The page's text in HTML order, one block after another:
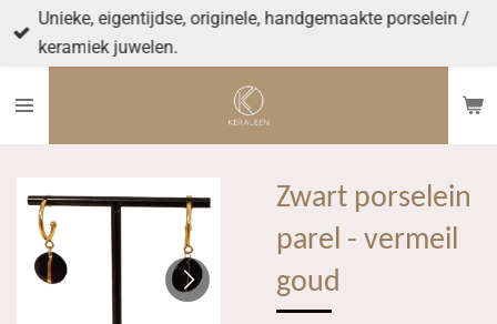
Ga
direct
de
Unieke, eigentijdse, originele, handgemaakte porselein /
keramiek juwelen.
Zwart porselein
parel - vermeil
goud